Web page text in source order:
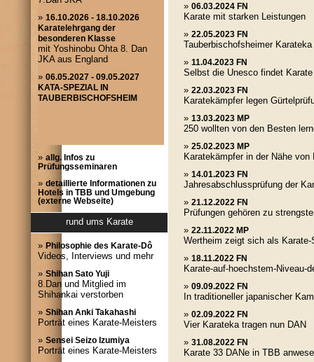
» allg. Infos zu
Prüfungsseminaren
» detaillierte Informationen zu
Hotels in TBB und Umgebung
(externe Webseite)
rund ums Karate
» Philosophie des Karate-Dô
Videos, Interviews und mehr
» Shihan Sato Yuji
8.Dan und Mitglied im
Shihankai verstorben
» Shihan Anki Takahashi
Porträt eines Karate-Meisters
» Sensei Seizo Izumiya
Porträt eines Karate-Meisters
» 06.03.2024 FN
Karate mit starken Leistungen
» 22.05.2023 FN
Tauberbischofsheimer
» 11.04.2023 FN
Selbst die Unesco findet
» 22.03.2023 FN
Karatekämpfer legen
» 13.03.2023 MP
250 wollten von den Besten
» 25.02.2023 MP
Karatekämpfer in der Nähe von
» 14.01.2023 FN
Jahresabschlussprüfung der
» 21.12.2022 FN
Prüfungen gehören zu
» 22.11.2022 MP
Wertheim zeigt sich als Karate-
» 18.11.2022 FN
Karate-auf-hoechstem-Niveau-
» 09.09.2022 FN
In traditioneller japanischer
» 02.09.2022 FN
Vier Karateka tragen nun DAN
» 31.08.2022 FN
Karate 33 DANe in TBB